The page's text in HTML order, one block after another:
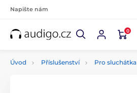
Napište nám
0
Úvod Příslušenství Pro sluchátka